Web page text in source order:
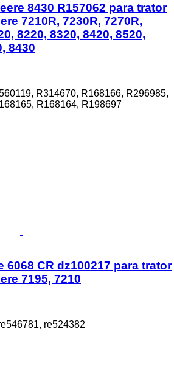
8430 R157062 para trator
7210R, 7230R, 7270R,
8220, 8320, 8420, 8520,
8430
R314670, R168166, R296985,
R168164, R198697
6068 CR dz100217 para trator
7195, 7210
re524382